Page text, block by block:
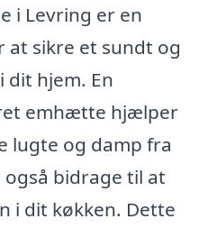
i Levring er en
at sikre et sundt og
dit hjem. En
emhætte hjælper
lugte og damp fra
bidrage til at
i dit køkken. Dette